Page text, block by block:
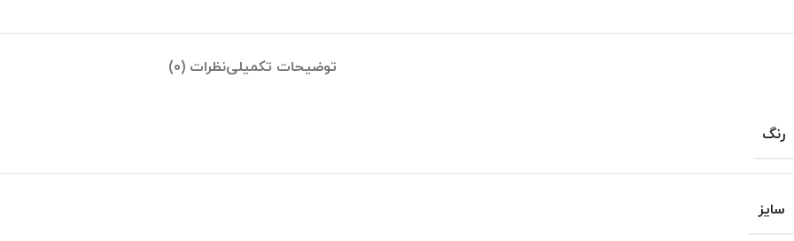
توضیحات تکمیلینظرات (0)
رنگ
سایز